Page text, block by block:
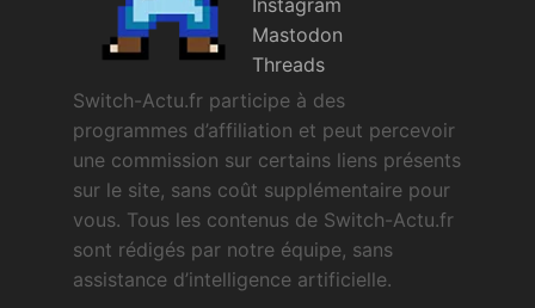
Mastodon
Threads
Switch-Actu.fr participe à des
programmes d’affiliation et peut percevoir
une commission sur certains liens présents
sur le site, sans coût supplémentaire pour
vous. Tous les contenus de Switch-Actu.fr
sont rédigés par notre équipe, sans
assistance d’intelligence artificielle.